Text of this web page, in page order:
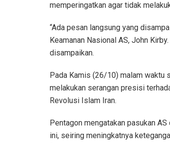
memperingatkan agar tidak
“Ada pesan langsung yang
Keamanan Nasional AS, John
disampaikan.
Pada Kamis (26/10) malam waktu
melakukan serangan presisi
Revolusi Islam Iran.
Pentagon mengatakan pasukan
ini, seiring meningkatnya